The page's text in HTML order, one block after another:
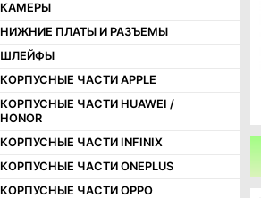
КАМЕРЫ
НИЖНИЕ ПЛАТЫ И РАЗЪЕМЫ
ШЛЕЙФЫ
КОРПУСНЫЕ ЧАСТИ APPLE
КОРПУСНЫЕ ЧАСТИ HUAWEI /
HONOR
КОРПУСНЫЕ ЧАСТИ INFINIX
КОРПУСНЫЕ ЧАСТИ ONEPLUS
КОРПУСНЫЕ ЧАСТИ OPPO